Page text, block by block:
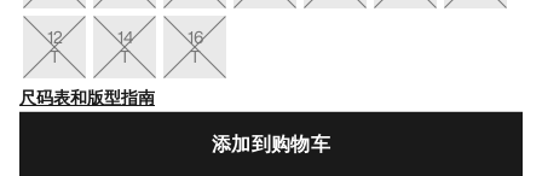
12
T
14
T
16
T
尺码表和版型指南
添加到购物车